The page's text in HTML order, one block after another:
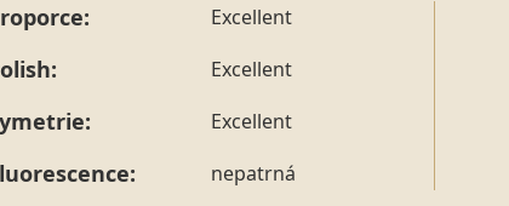
Excellent
Excellent
Excellent
nepatrná